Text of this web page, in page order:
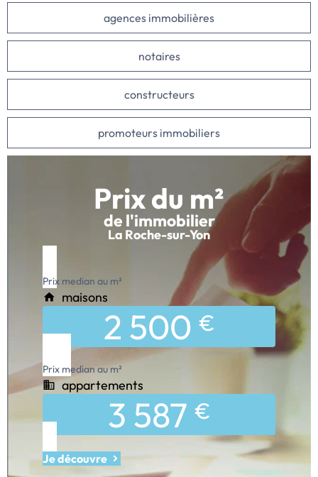
agences immobilières
notaires
constructeurs
promoteurs immobiliers
Prix du m²
de l'immobilier
La Roche-sur-Yon
Prix median au m²
maisons
2 500 €
Prix median au m²
appartements
3 587 €
Je découvre